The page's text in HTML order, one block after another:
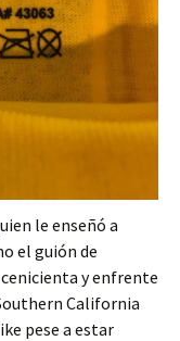
le enseñó a
el guión de
y enfrente
California
pese a estar